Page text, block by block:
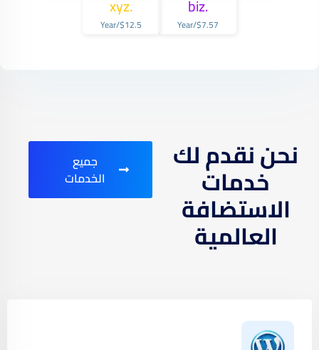
.biz
$7.57/Year
.xyz
$12.5/Year
نحن نقدم لك
خدمات
الاستضافة
العالمية
جميع
الخدمات